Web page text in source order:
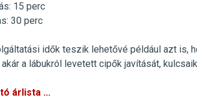
: 15 perc
: 30 perc
idők teszik lehetővé például azt is,
a lábukról levetett cipők javítását,
árlista ...